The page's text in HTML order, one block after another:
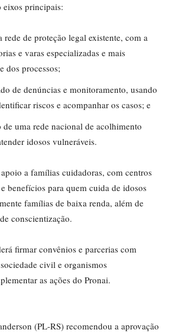
eixos principais:
rede de proteção legal existente, com a
e varas especializadas e mais
dos processos;
de denúncias e monitoramento, usando
riscos e acompanhar os casos; e
uma rede nacional de acolhimento
idosos vulneráveis.
a famílias cuidadoras, com centros
benefícios para quem cuida de idosos
famílias de baixa renda, além de
conscientização.
firmar convênios e parcerias com
civil e organismos
as ações do Pronai.
(PL-RS) recomendou a aprovação